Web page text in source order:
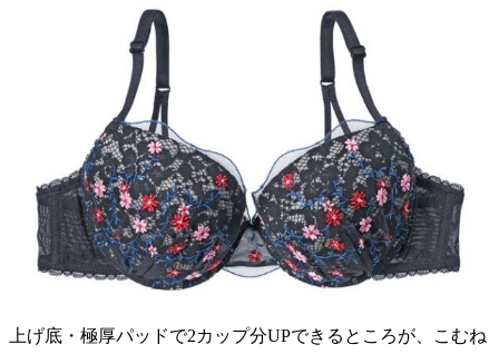
上げ底・極厚パッドで2カップ分UPできるところが、こむね